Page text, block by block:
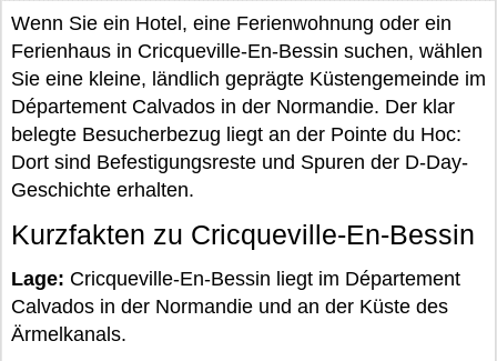
Wenn Sie ein Hotel, eine Ferienwohnung oder ein
Ferienhaus in Cricqueville-En-Bessin suchen, wählen
Sie eine kleine, ländlich geprägte Küstengemeinde im
Département Calvados in der Normandie. Der klar
belegte Besucherbezug liegt an der Pointe du Hoc:
Dort sind Befestigungsreste und Spuren der D-Day-
Geschichte erhalten.
Kurzfakten zu Cricqueville-En-Bessin
Lage: Cricqueville-En-Bessin liegt im Département
Calvados in der Normandie und an der Küste des
Ärmelkanals.